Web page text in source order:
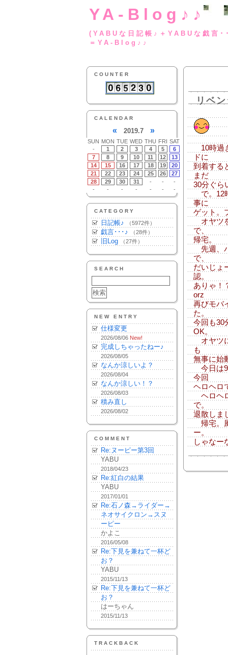
YA-Blog♪♪
(YABUな日記帳♪
＝YA-Blog♪♪
COUNTER
CALENDAR
« 2019.7 »
SUN MON TUE WED THU FRI SAT
-
1 2 3 4 5
6
7
8 9 10 11 12
13
14
15 16 17 18 19
20
21
22 23 24 25 26
27
28
29 30 31 - -
-
-
- - - - - -
CATEGORY
日記帳♪ （5972件）
戯言･･･♪ （28件）
旧Log （27件）
SEARCH
NEW ENTRY
仕様変更
2026/08/06 New!
完成しちゃったねー♪
2026/08/05
なんか涼しいよ？
2026/08/04
なんか涼しい！？
2026/08/03
積み直し
2026/08/02
COMMENT
Re:ヌーピー第3回
YABU
2018/04/23
Re:紅白の結果
YABU
2017/01/01
Re:石ノ森→ライダー→
ネオサイクロン→スヌ
ーピー
かよこ
2016/05/08
Re:下見を兼ねて一杯ど
お？
YABU
2015/11/13
Re:下見を兼ねて一杯ど
お？
はーちゃん
2015/11/13
TRACKBACK
リベ
10時過
ドに
到着する
まだ
30分ぐら
で。12
事に
ゲット。
オヤツ
で、
帰宅。
先週、
で、
だいじょ
認。
ありゃ！
orz
再びモバ
た。
今回も30
OK。
オヤツ
も
無事に始
今日は9
今回
ヘロヘロ
ヘロヘ
で。
退散しま
帰宅。
ー。
しゃなー